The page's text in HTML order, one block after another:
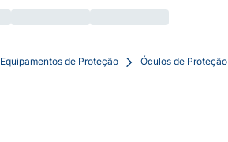
Equipamentos de Proteção Óculos de Proteção